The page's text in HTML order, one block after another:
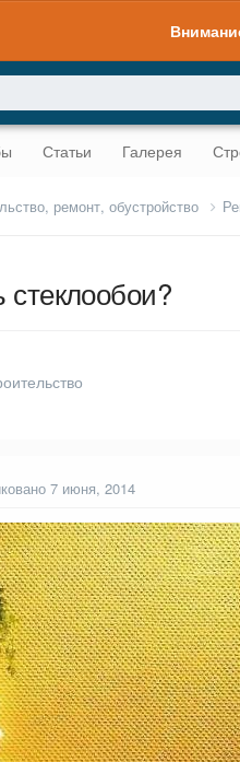
Статьи Галерея
ремонт, обустройство
стеклообои?
7 июня, 2014